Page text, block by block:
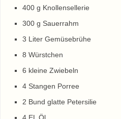
400 g Knollensellerie
300 g Sauerrahm
3 Liter Gemüsebrühe
8 Würstchen
6 kleine Zwiebeln
4 Stangen Porree
2 Bund glatte Petersilie
4 EL Öl